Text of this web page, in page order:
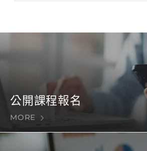
公開課程報名
MORE